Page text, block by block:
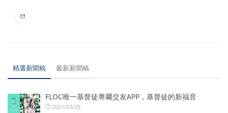
精選新聞稿 最新新聞稿
FLOC唯一基督徒專屬交友APP，基督徒的新福音
2021/03/29